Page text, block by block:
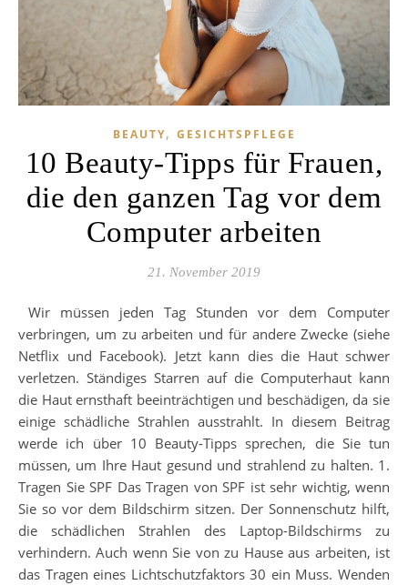
BEAUTY, GESICHTSPFLEGE
10 Beauty-Tipps für Frauen,
die den ganzen Tag vor dem
Computer arbeiten
21. November 2019
Wir müssen jeden Tag Stunden vor dem Computer
verbringen, um zu arbeiten und für andere Zwecke (siehe
Netflix und Facebook). Jetzt kann dies die Haut schwer
verletzen. Ständiges Starren auf die Computerhaut kann
die Haut ernsthaft beeinträchtigen und beschädigen, da sie
einige schädliche Strahlen ausstrahlt. In diesem Beitrag
werde ich über 10 Beauty-Tipps sprechen, die Sie tun
müssen, um Ihre Haut gesund und strahlend zu halten. 1.
Tragen Sie SPF Das Tragen von SPF ist sehr wichtig, wenn
Sie so vor dem Bildschirm sitzen. Der Sonnenschutz hilft,
die schädlichen Strahlen des Laptop-Bildschirms zu
verhindern. Auch wenn Sie von zu Hause aus arbeiten, ist
das Tragen eines Lichtschutzfaktors 30 ein Muss. Wenden